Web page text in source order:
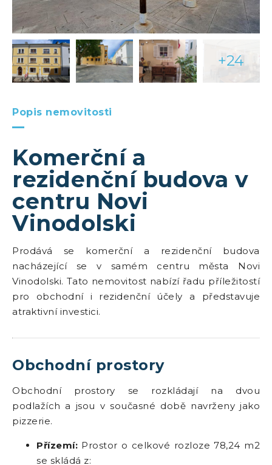
+24
Popis nemovitosti
Komerční a
rezidenční budova v
centru Novi
Vinodolski
Prodává se komerční a rezidenční budova
nacházející se v samém centru města Novi
Vinodolski. Tato nemovitost nabízí řadu příležitostí
pro obchodní i rezidenční účely a představuje
atraktivní investici.
Obchodní prostory
Obchodní prostory se rozkládají na dvou
podlažích a jsou v současné době navrženy jako
pizzerie.
Přízemí: Prostor o celkové rozloze 78,24 m2
se skládá z: